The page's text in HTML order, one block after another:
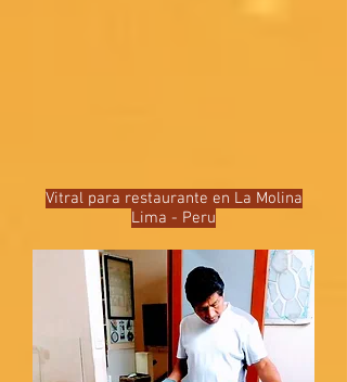
Vitral para restaurante en La Molina
Lima - Peru